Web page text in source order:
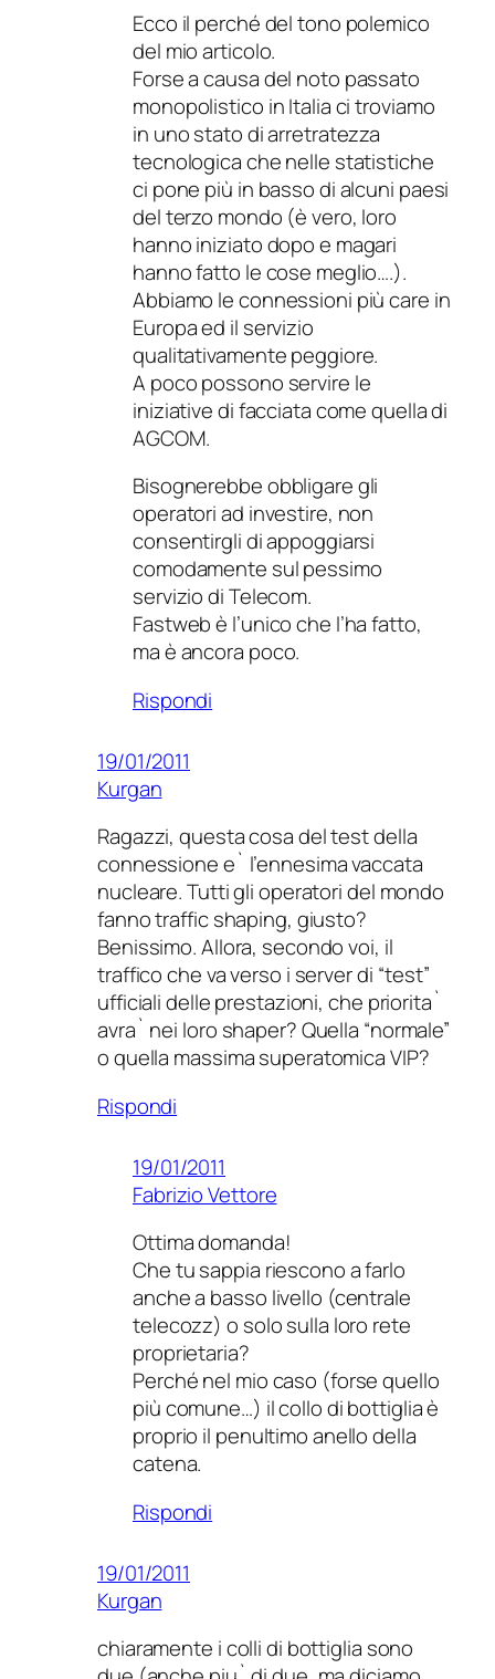
Ecco il perché del tono polemico
del mio articolo.
Forse a causa del noto passato
monopolistico in Italia ci troviamo
in uno stato di arretratezza
tecnologica che nelle statistiche
ci pone più in basso di alcuni paesi
del terzo mondo (è vero, loro
hanno iniziato dopo e magari
hanno fatto le cose meglio….).
Abbiamo le connessioni più care in
Europa ed il servizio
qualitativamente peggiore.
A poco possono servire le
iniziative di facciata come quella di
AGCOM.
Bisognerebbe obbligare gli
operatori ad investire, non
consentirgli di appoggiarsi
comodamente sul pessimo
servizio di Telecom.
Fastweb è l’unico che l’ha fatto,
ma è ancora poco.
Rispondi
19/01/2011
Kurgan
Ragazzi, questa cosa del test della
connessione e` l’ennesima vaccata
nucleare. Tutti gli operatori del mondo
fanno traffic shaping, giusto?
Benissimo. Allora, secondo voi, il
traffico che va verso i server di “test”
ufficiali delle prestazioni, che priorita`
avra` nei loro shaper? Quella “normale”
o quella massima superatomica VIP?
Rispondi
19/01/2011
Fabrizio Vettore
Ottima domanda!
Che tu sappia riescono a farlo
anche a basso livello (centrale
telecozz) o solo sulla loro rete
proprietaria?
Perché nel mio caso (forse quello
più comune…) il collo di bottiglia è
proprio il penultimo anello della
catena.
Rispondi
19/01/2011
Kurgan
chiaramente i colli di bottiglia sono